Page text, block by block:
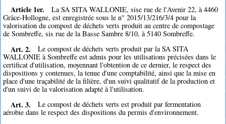
Article 1er.
La SA SITA WALLONIE, sise rue de l'Avenir 22, à 4460
Grâce-Hollogne, est enregistrée sous le n° 2015/13/216/3/4 pour la
valorisation du compost de déchets verts produit au centre de compostage
de Sombreffe, sis rue de la Basse Sambre 8/10, à 5140 Sombreffe.
Art. 2.
Le compost de déchets verts produit par la SA SITA
WALLONIE à Sombreffe est admis pour les utilisations précisées dans le
certificat d'utilisation, moyennant l'obtention de ce dernier, le respect des
dispositions y contenues, la tenue d'une comptabilité, ainsi que la mise en
place d'une traçabilité de la filière, d'un suivi qualitatif de la production et
d'un suivi de la valorisation adapté à l'utilisation.
Art. 3.
Le compost de déchets verts est produit par fermentation
aérobie dans le respect des dispositions du permis d'environnement.